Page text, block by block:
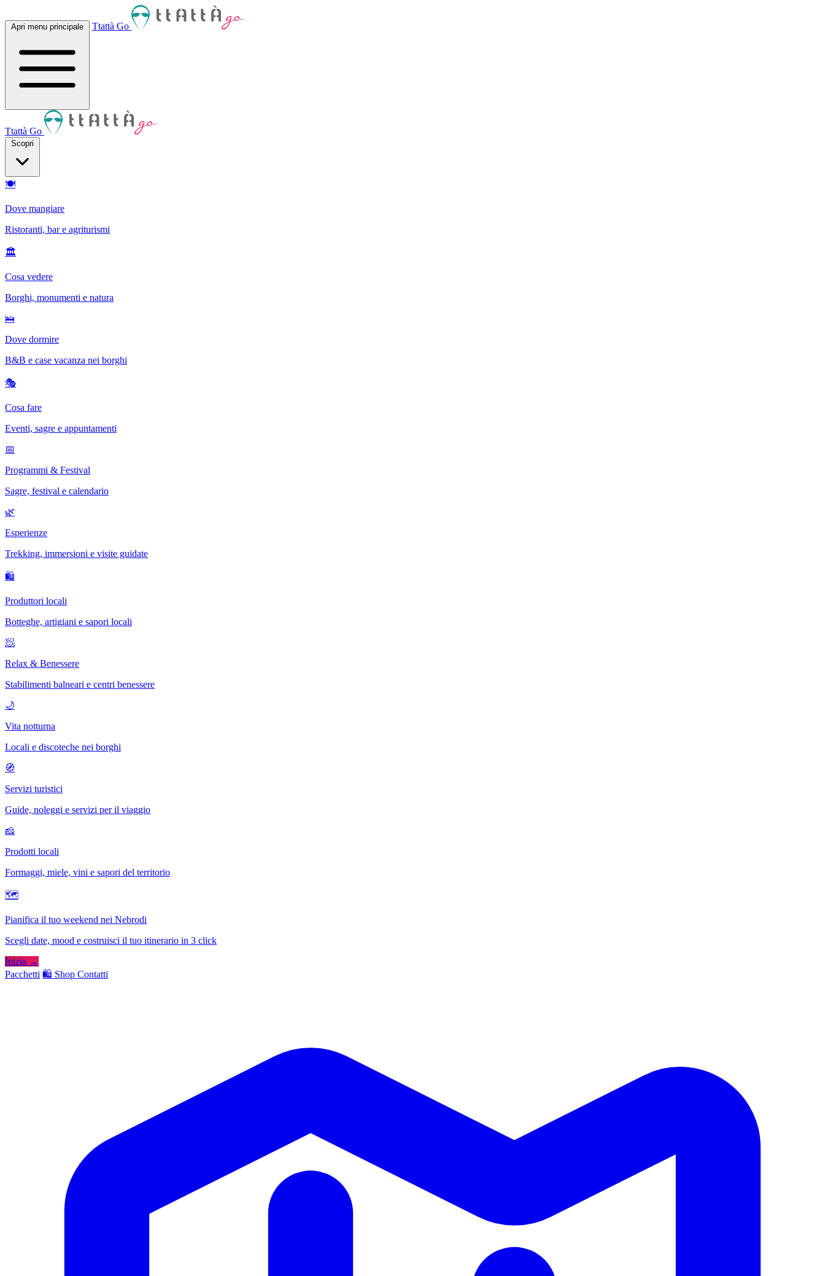
Apri menu principale Ttattà Go
Ttattà Go
Scopri
🍽
Dove mangiare
Ristoranti, bar e agriturismi
🏛
Cosa vedere
Borghi, monumenti e natura
🛌
Dove dormire
B&B e case vacanza nei borghi
🎭
Cosa fare
Eventi, sagre e appuntamenti
📅
Programmi & Festival
Sagre, festival e calendario
🌿
Esperienze
Trekking, immersioni e visite guidate
🛍
Produttori locali
Botteghe, artigiani e sapori locali
🧖
Relax & Benessere
Stabilimenti balneari e centri benessere
🌙
Vita notturna
Locali e discoteche nei borghi
🧭
Servizi turistici
Guide, noleggi e servizi per il viaggio
🧀
Prodotti locali
Formaggi, miele, vini e sapori del territorio
🗺
Pianifica il tuo weekend nei Nebrodi
Scegli date, mood e costruisci il tuo itinerario in 3 click
Inizia →
Pacchetti 🛍️ Shop Contatti